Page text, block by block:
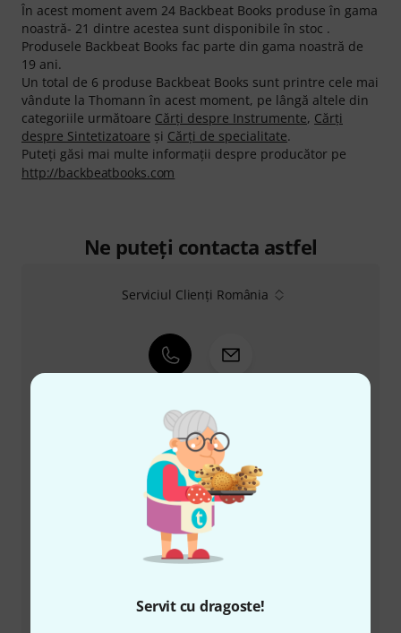
Servit cu dragoste!
În acest moment avem 24 Backbeat Books produse în gama
noastră- 21 dintre acestea sunt disponibile în stoc .
Produsele Backbeat Books fac parte din gama noastră de
19 ani.
Un total de 6 produse Backbeat Books sunt printre cele mai
vândute la Thomann în acest moment, pe lângă altele din
categoriile următoare Cărţi despre Instrumente, Cărţi
despre Sintetizatoare şi Cărți de specialitate.
Puteți găsi mai multe informații despre producător pe
http://backbeatbooks.com
Ne puteți contacta astfel
Serviciul Clienți România
+49-9546-9223-530
Personalul nostru de la service e aici pentru a vă ajuta
Pregătiți număr client
Ore de Program (CEST - Ora de vară